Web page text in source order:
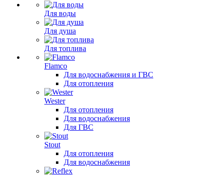
Для воды
Для душа
Для топлива
Flamco
Для водоснабжения и ГВС
Для отопления
Wester
Для отопления
Для водоснабжения
Для ГВС
Stout
Для отопления
Для водоснабжения